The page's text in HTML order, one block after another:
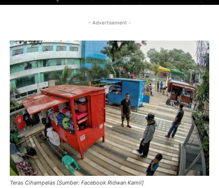
- Advertisement -
Teras Cihampelas [Sumber: Facebook Ridwan Kamil]